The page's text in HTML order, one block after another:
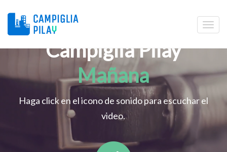
Campiglia Pilay
Mañana
Haga click en el icono de sonido para escuchar el
video.